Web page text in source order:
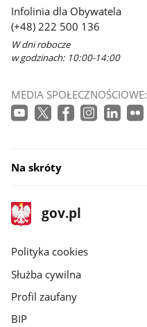
Infolinia dla Obywatela
(+48) 222 500 136
W dni robocze
w godzinach: 10:00-14:00
MEDIA SPOŁECZNOŚCIOWE:
Na skróty
stopka
gov.pl
Strona
gov.pl
gov.pl
Polityka cookies
Służba cywilna
Profil zaufany
BIP